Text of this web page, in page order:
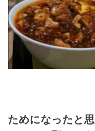
ためになったと